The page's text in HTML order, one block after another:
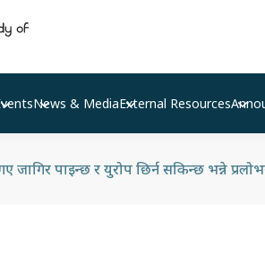
News & MediaExternal Resources
जागिर पाइन्छ र युरोप छिर्न सकिन्छ भन्ने